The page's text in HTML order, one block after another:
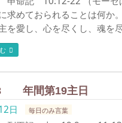
求めておられることは何か
を愛し、心を尽くし、魂を
年間第19主日
日 毎日のみ言葉